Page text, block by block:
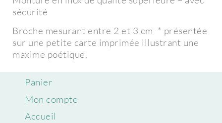
sécurité
Broche mesurant entre 2 et 3 cm * présentée
sur une petite carte imprimée illustrant une
maxime poétique.
Panier
Mon compte
Accueil